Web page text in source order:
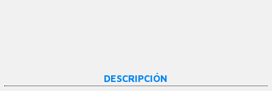
DESCRIPCIÓN